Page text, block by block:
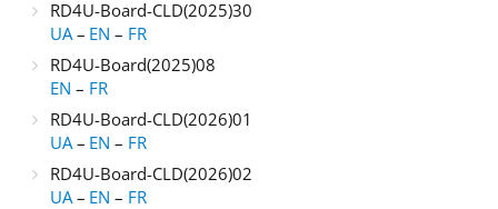
RD4U-Board-CLD(2025)30
UA – EN – FR
RD4U-Board(2025)08
EN – FR
RD4U-Board-CLD(2026)01
UA – EN – FR
RD4U-Board-CLD(2026)02
UA – EN – FR